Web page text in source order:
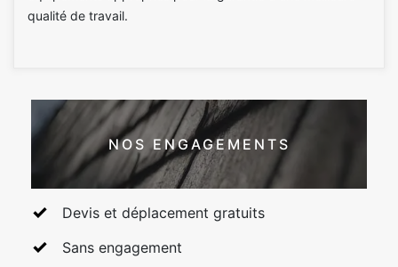
qualité de travail.
NOS ENGAGEMENTS
Devis et déplacement gratuits
Sans engagement